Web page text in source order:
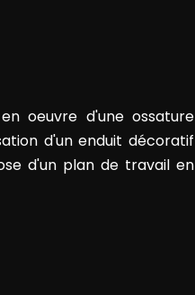
oeuvre d'une ossature
d'un enduit décoratif
d'un plan de travail en